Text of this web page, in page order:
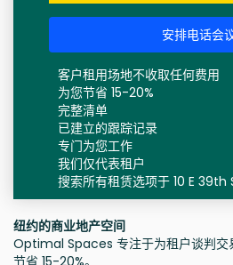
安排电话会
客户租用场地不收取任何费用
为您节省 15-20%
完整清单
已建立的跟踪记录
专门为您工作
我们仅代表租户
搜索所有租赁选项于 10 E 39th
纽约的商业地产空间
Optimal Spaces 专注于为租户谈判交